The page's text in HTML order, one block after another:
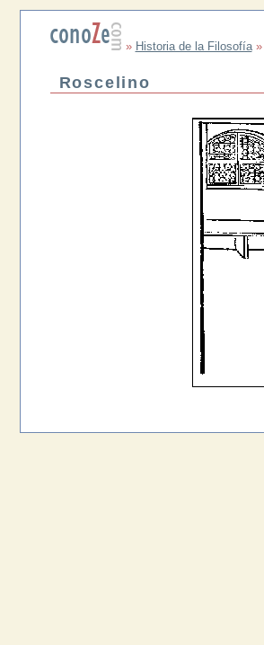
» Historia de la Filosofía»
Roscelino